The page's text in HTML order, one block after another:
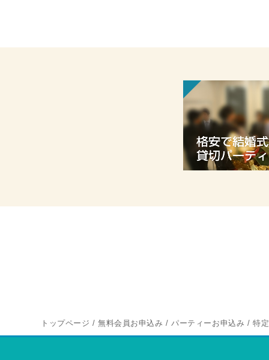
トップページ /無料会員お申込み /パーティーお申込み / 特